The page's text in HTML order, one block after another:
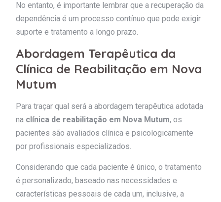
No entanto, é importante lembrar que a recuperação da
dependência é um processo contínuo que pode exigir
suporte e tratamento a longo prazo.
Abordagem Terapêutica da
Clínica de Reabilitação em Nova
Mutum
Para traçar qual será a abordagem terapêutica adotada
na clínica de reabilitação em Nova Mutum, os
pacientes são avaliados clínica e psicologicamente
por profissionais especializados.
Considerando que cada paciente é único, o tratamento
é personalizado, baseado nas necessidades e
características pessoais de cada um, inclusive, a